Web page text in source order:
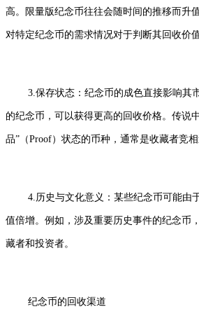
高。限量版纪念币往往会随时间的推移而升
对特定纪念币的需求情况对于判断其回收价
3.保存状态：纪念币的成色直接影响其
的纪念币，可以获得更高的回收价格。传说
品”（Proof）状态的币种，通常是收藏者竞相
4.历史与文化意义：某些纪念币可能由
值倍增。例如，涉及重要历史事件的纪念币
藏者和投资者。
纪念币的回收渠道